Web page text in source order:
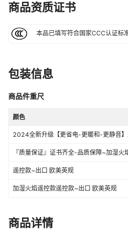
电源线长
尺寸
电暖器最大功率
商品资质证书
本品已填写符合国家CCC认证标
包装信息
商品件重尺
颜色
2024全新升级【更省电-更暖和-更静音
『质量保证』证书齐全-品质保障~加湿火
遥控款~出口 欧美英规
加湿火焰遥控款遥控款~出口 欧美英规
商品详情